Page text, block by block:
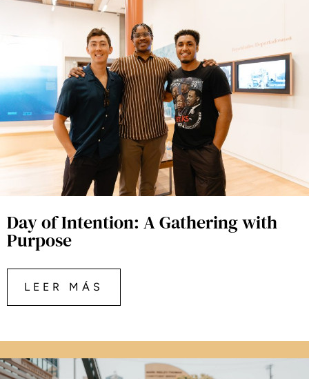
Day of Intention: A Gathering with
Purpose
LEER MÁS